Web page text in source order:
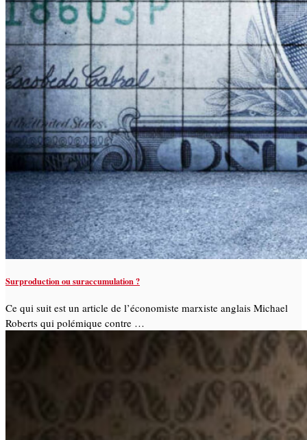
Surproduction ou suraccumulation ?
Ce qui suit est un article de l’économiste marxiste anglais Michael
Roberts qui polémique contre …